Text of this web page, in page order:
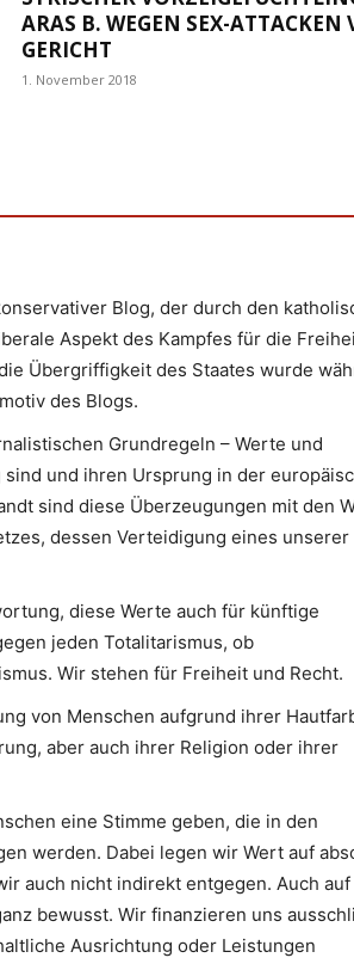
ARAS B. WEGEN SEX-ATTACKEN
GERICHT
1. November 2018
Blog, der durch den
Aspekt des Kampfes für die
Übergriffigkeit des Staates wurde
des Blogs.
Grundregeln – Werte und
und ihren Ursprung in der
sind diese Überzeugungen mit den
dessen Verteidigung eines unserer
diese Werte auch für künftige
jeden Totalitarismus, ob
Wir stehen für Freiheit und Recht.
von Menschen aufgrund ihrer
aber auch ihrer Religion oder ihrer
eine Stimme geben, die in den
werden. Dabei legen wir Wert auf
auch nicht indirekt entgegen. Auch auf
bewusst. Wir finanzieren uns
Ausrichtung oder Leistungen